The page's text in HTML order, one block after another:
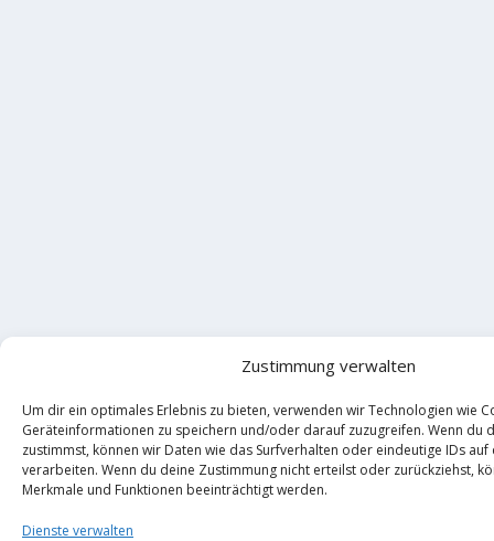
Zustimmung verwalten
Um dir ein optimales Erlebnis zu bieten, verwenden wir Technologien wie
Geräteinformationen zu speichern und/oder darauf zuzugreifen. Wenn du
zustimmst, können wir Daten wie das Surfverhalten oder eindeutige IDs
verarbeiten. Wenn du deine Zustimmung nicht erteilst oder zurückziehst,
Merkmale und Funktionen beeinträchtigt werden.
Dienste verwalten